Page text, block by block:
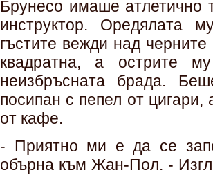
Брунесо имаше атлетично
инструктор. Оредялата
гъстите вежди над
квадратна, а острите
неизбръсната брада.
посипан с пепел от
от кафе.
- Приятно ми е да се
обърна към Жан-Пол. -